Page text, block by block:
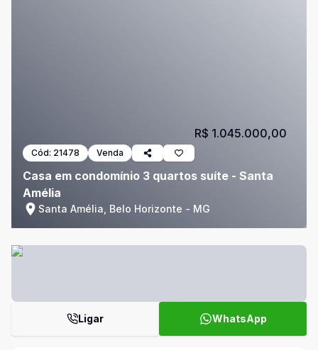
Cód: 21478 Venda
Casa em condomínio 3 quartos suíte - Santa
Amélia
Santa Amélia, Belo Horizonte - MG
R$ 1.045.000,00
Ligar WhatsApp